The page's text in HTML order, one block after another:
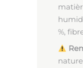
%,